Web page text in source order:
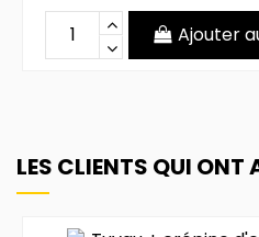
Ajouter
LES CLIENTS QUI ONT